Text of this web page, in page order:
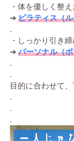
・体を優しく整
➔ ピラティス（
.
・しっかり引き
➔パーソナル（
.
.
目的に合わせて
.
.
.